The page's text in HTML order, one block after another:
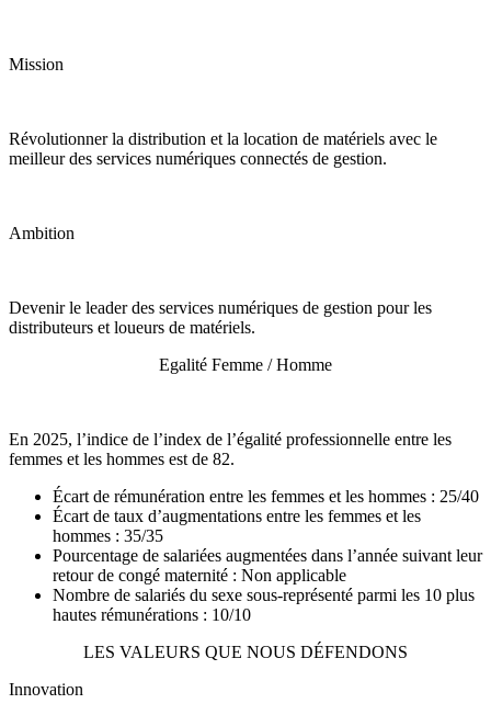
Mission
Révolutionner la distribution et la location de matériels avec le
meilleur des services numériques connectés de gestion.
Ambition
Devenir le leader des services numériques de gestion pour les
distributeurs et loueurs de matériels.
Egalité Femme / Homme
En 2025, l’indice de l’index de l’égalité professionnelle entre les
femmes et les hommes est de 82.
Écart de rémunération entre les femmes et les hommes : 25/40
Écart de taux d’augmentations entre les femmes et les
hommes : 35/35
Pourcentage de salariées augmentées dans l’année suivant leur
retour de congé maternité : Non applicable
Nombre de salariés du sexe sous-représenté parmi les 10 plus
hautes rémunérations : 10/10
LES VALEURS QUE NOUS DÉFENDONS
Innovation